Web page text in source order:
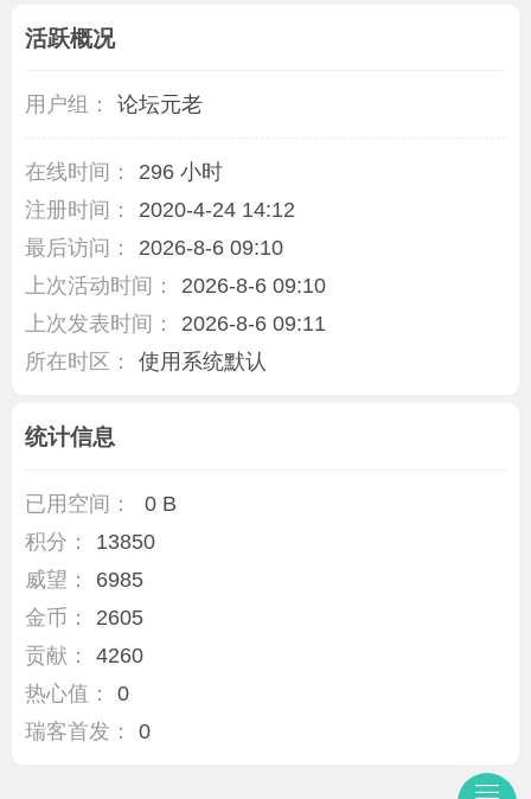
活跃概况
用户组： 论坛元老
在线时间：
296 小时
注册时间：
2020-4-24 14:12
最后访问：
2026-8-6 09:10
上次活动时间：
2026-8-6 09:10
上次发表时间：
2026-8-6 09:11
所在时区：
使用系统默认
统计信息
已用空间：
0 B
积分：
13850
威望：
6985
金币：
2605
贡献：
4260
热心值：
0
瑞客首发：
0